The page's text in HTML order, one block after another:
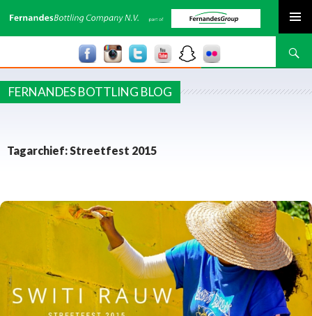
Zoeken
FERNANDES BOTTLING BLOG
Tagarchief: Streetfest 2015